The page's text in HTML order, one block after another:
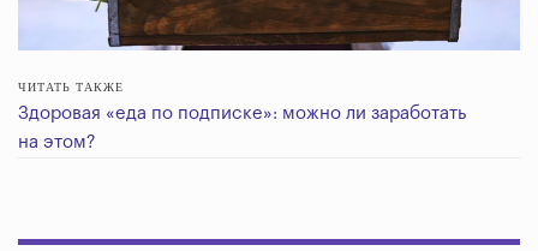
ЧИТАТЬ ТАКЖЕ
Здоровая «еда по подписке»: можно ли заработать
на этом?